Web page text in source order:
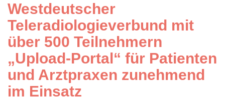
Westdeutscher
Teleradiologieverbund mit
über 500 Teilnehmern
„Upload-Portal“ für Patienten
und Arztpraxen zunehmend
im Einsatz